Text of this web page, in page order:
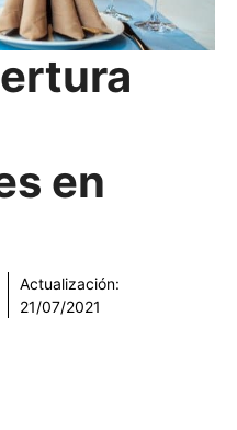
en
Actualización:
21/07/2021